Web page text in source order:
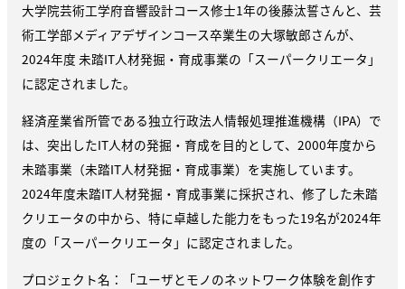
大学院芸術工学府音響設計コース修士1年の後藤汰誓さんと、芸
術工学部メディアデザインコース卒業生の大塚敏郎さんが、
2024年度 未踏IT人材発掘・育成事業の「スーパークリエータ」
に認定されました。
経済産業省所管である独立行政法人情報処理推進機構（IPA）で
は、突出したIT人材の発掘・育成を目的として、2000年度から
未踏事業（未踏IT人材発掘・育成事業）を実施しています。
2024年度未踏IT人材発掘・育成事業に採択され、修了した未踏
クリエータの中から、特に卓越した能力をもった19名が2024年
度の「スーパークリエータ」に認定されました。
プロジェクト名：「ユーザとモノのネットワーク体験を創作す